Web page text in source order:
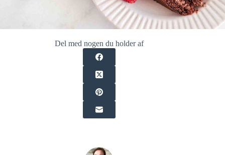
Del med nogen du holder af